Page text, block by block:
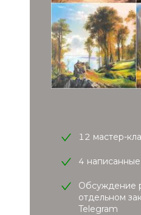
12 мастер-
4
Обсуждение
отдельном
Telegram